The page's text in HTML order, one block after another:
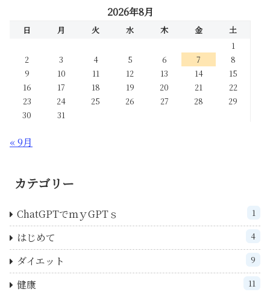
2026年8月
日 月 火 水 木 金
土
1
2
3 4 5 6 7
8
9
10 11 12 13 14
15
16
17 18 19 20 21
22
23
24 25 26 27 28
29
30
31
« 9月
カテゴリー
ChatGPTでｍｙGPTｓ 1
はじめて 4
ダイエット 9
健康 11